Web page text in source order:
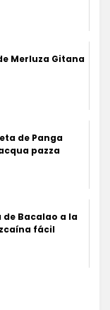
Merluza Gitana
de Panga
pazza
de Bacalao a la
fácil